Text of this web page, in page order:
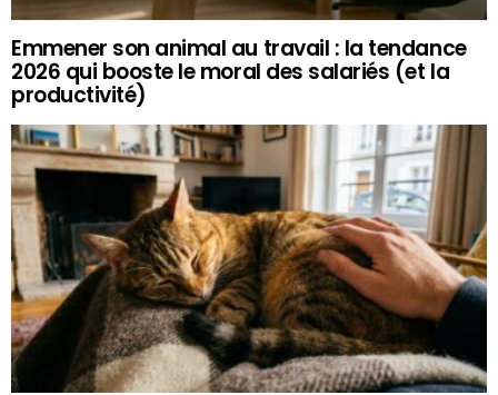
Emmener son animal au travail : la tendance
2026 qui booste le moral des salariés (et la
productivité)